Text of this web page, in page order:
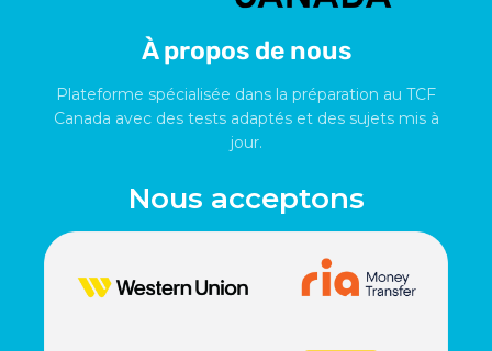
À propos de nous
Plateforme spécialisée dans la préparation au TCF
Canada avec des tests adaptés et des sujets mis à
jour.
Nous acceptons